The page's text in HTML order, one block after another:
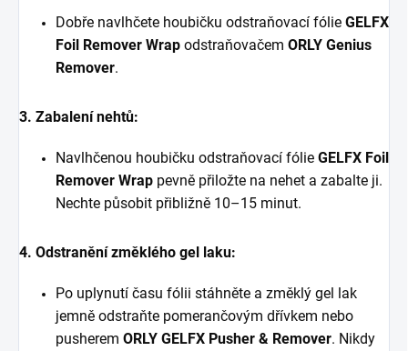
Dobře navlhčete houbičku odstraňovací fólie GELFX
Foil Remover Wrap odstraňovačem ORLY Genius
Remover.
3. Zabalení nehtů:
Navlhčenou houbičku odstraňovací fólie GELFX Foil
Remover Wrap pevně přiložte na nehet a zabalte ji.
Nechte působit přibližně 10–15 minut.
4. Odstranění změklého gel laku:
Po uplynutí času fólii stáhněte a změklý gel lak
jemně odstraňte pomerančovým dřívkem nebo
pusherem ORLY GELFX Pusher & Remover. Nikdy